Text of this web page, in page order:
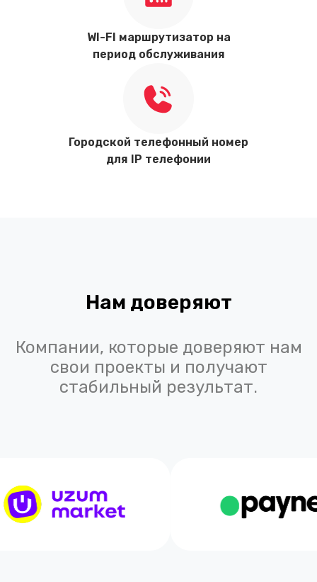
WI-FI маршрутизатор на
период обслуживания
Городской телефонный номер
для IP телефонии
Нам доверяют
Компании, которые доверяют нам
свои проекты и получают
стабильный результат.